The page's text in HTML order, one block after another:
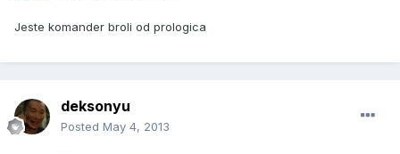
Jeste komander broli od prologica
deksonyu
Posted May 4, 2013